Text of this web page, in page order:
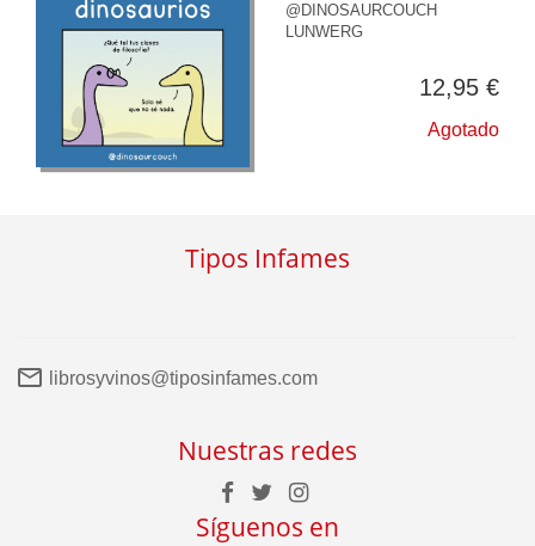
@DINOSAURCOUCH
LUNWERG
12,95 €
Agotado
Tipos Infames
librosyvinos@tiposinfames.com
Nuestras redes
Síguenos en